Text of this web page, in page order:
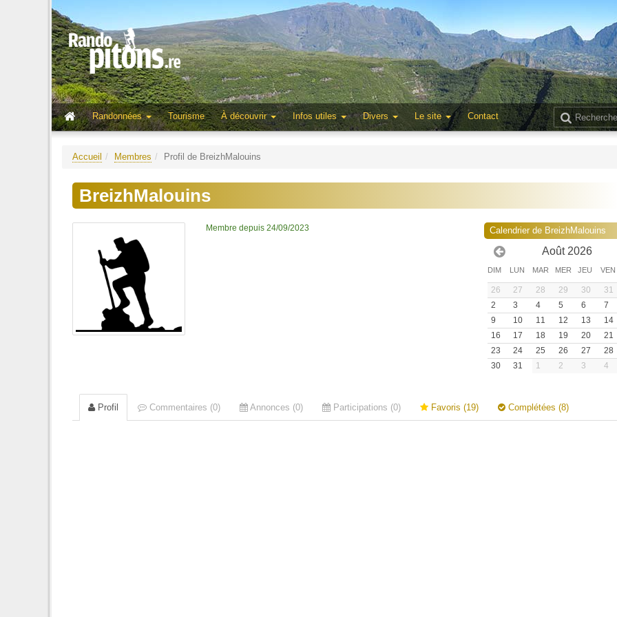
Randonnées
Tourisme À découvrir Infos utiles Divers Le site Contact
Accueil Membres Profil de BreizhMalouins
BreizhMalouins
Membre depuis 24/09/2023 Calendrier de BreizhMalouins
Août 2026
DIM LUN MAR MER JEU VEN
26 27 28 29 30 31
2
3 4 5 6 7
9
10 11 12 13 14
16
17 18 19 20 21
23
24 25 26 27 28
30
31 1 2 3 4
Profil Commentaires (0) Annonces (0) Participations (0) Favoris (19) Complétées (8)